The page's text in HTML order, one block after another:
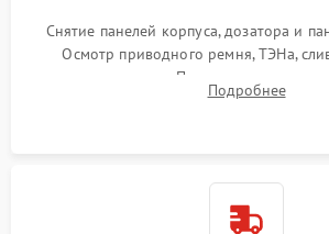
Снятие панелей корпуса, дозатора и
Осмотр приводного ремня, ТЭНа,
амортизаторов. Проверка
крестовины на износ, а манжеты
Подробнее